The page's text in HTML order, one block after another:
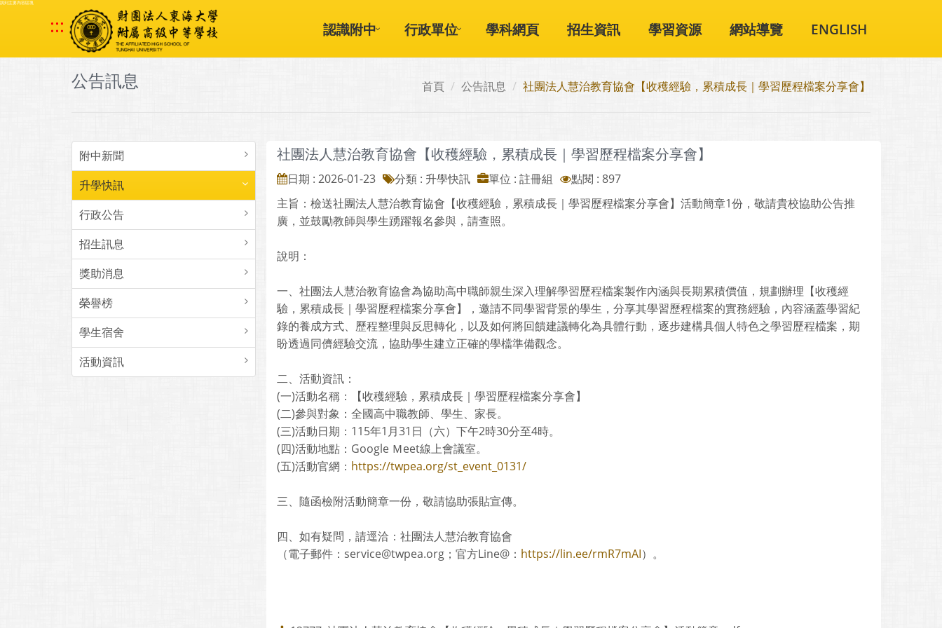
跳到主要內容區塊
::: 認識附中 行政單位 學科網頁 招生資訊 學習資源 網站導覽 ENGLISH
公告訊息 首頁 公告訊息 社團法人慧治教育協會【收穫經驗，累積成長｜學習歷程檔案分享會】
附中新聞
升學快訊
行政公告
招生訊息
獎助消息
榮譽榜
學生宿舍
活動資訊
社團法人慧治教育協會【收穫經驗，累積成長｜學習歷程檔案分享會】
日期 : 2026-01-23 分類 : 升學快訊 單位 : 註冊組
點閱 : 897
主旨：檢送社團法人慧治教育協會【收穫經驗，累積成長｜學習歷程檔案分享會】活動簡章1份，敬請貴校協助公告推
廣，並鼓勵教師與學生踴躍報名參與，請查照。
說明：
一、社團法人慧治教育協會為協助高中職師親生深入理解學習歷程檔案製作內涵與長期累積價值，規劃辦理【收穫經
驗，累積成長｜學習歷程檔案分享會】，邀請不同學習背景的學生，分享其學習歷程檔案的實務經驗，內容涵蓋學習紀
錄的養成方式、歷程整理與反思轉化，以及如何將回饋建議轉化為具體行動，逐步建構具個人特色之學習歷程檔案，期
盼透過同儕經驗交流，協助學生建立正確的學檔準備觀念。
二、活動資訊：
(一)活動名稱：【收穫經驗，累積成長｜學習歷程檔案分享會】
(二)參與對象：全國高中職教師、學生、家長。
(三)活動日期：115年1月31日（六）下午2時30分至4時。
(四)活動地點：Google Ｍeet線上會議室。
(五)活動官網： https://twpea.org/st_event_0131/
三、隨函檢附活動簡章一份，敬請協助張貼宣傳。
四、如有疑問，請逕洽：社團法人慧治教育協會
（電子郵件：service@twpea.org；官方Line@： https://lin.ee/rmR7mAI）。